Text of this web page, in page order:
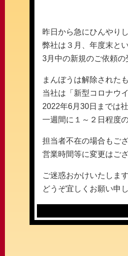
昨日から急にひんやり
弊社は３月、年度末と
3月中の新規のご依頼の
まんぼうは解除された
当社は「新型コロナウ
2022年6月30日までは
一週間に１～２日程度
担当者不在の場合もご
営業時間等に変更はご
ご迷惑おかけいたします
どうぞ宜しくお願い申